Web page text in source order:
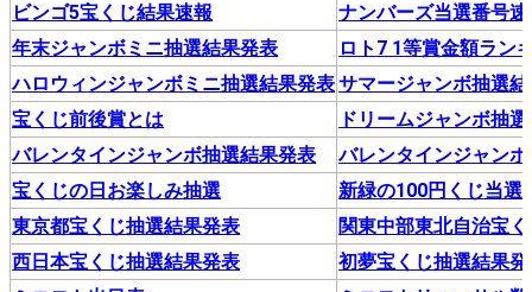
ビンゴ5宝くじ結果速報
ナンバーズ当選番号
年末ジャンボミニ抽選結果発表
ロト7 1等賞金額ラン
ハロウィンジャンボミニ抽選結果発表サマージャンボ抽選
宝くじ前後賞とは
ドリームジャンボ抽
バレンタインジャンボ抽選結果発表
バレンタインジャン
宝くじの日お楽しみ抽選
新緑の100円くじ当選
東京都宝くじ抽選結果発表
関東中部東北自治宝
西日本宝くじ抽選結果発表
初夢宝くじ抽選結果